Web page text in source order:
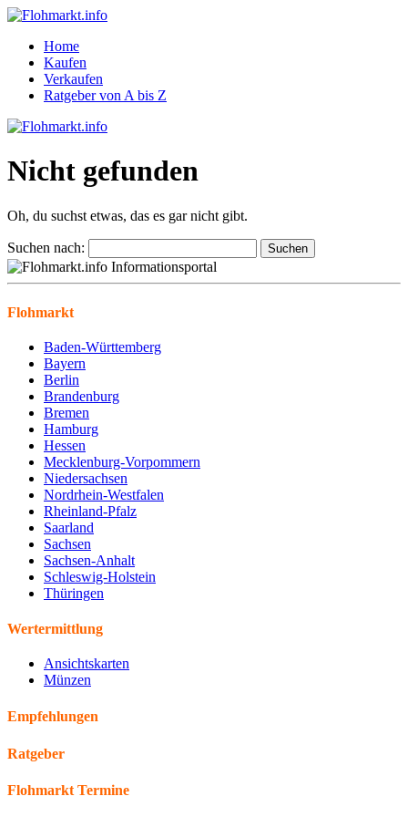
Home
Kaufen
Verkaufen
Ratgeber von A bis Z
Nicht gefunden
Oh, du suchst etwas, das es gar nicht gibt.
Suchen nach:
Flohmarkt
Baden-Württemberg
Bayern
Berlin
Brandenburg
Bremen
Hamburg
Hessen
Mecklenburg-Vorpommern
Niedersachsen
Nordrhein-Westfalen
Rheinland-Pfalz
Saarland
Sachsen
Sachsen-Anhalt
Schleswig-Holstein
Thüringen
Wertermittlung
Ansichtskarten
Münzen
Empfehlungen
Ratgeber
Flohmarkt Termine